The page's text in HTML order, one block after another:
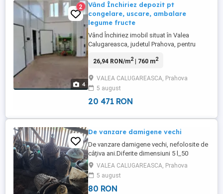
4
2
Vând Închiriez depozit pt
congelare, uscare, ambalare
legume fructe
Vând Închiriez imobil situat în Valea
Calugareasca, judetul Prahova, pentru
uscare, ambalare legume fructe, în
zona de filtru decontaminare angajați -
zone separate bărbați femei, sala de
ambalare procesare, multiple zone de ...
26,94 RON/m2| 760 m2
VALEA CALUGAREASCA, Prahova
5 august
20 471 RON
De vanzare damigene vechi
De vanzare damigene vechi, nefolosite de
câțiva ani.Diferite dimensiuni 5 l_50
l.Discutam la fata locului.
VALEA CALUGAREASCA, Prahova
5 august
80 RON